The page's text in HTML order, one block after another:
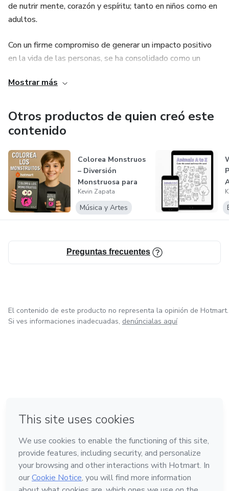
de nutrir mente, corazón y espíritu; tanto en niños como en
adultos.
Con un firme compromiso de generar un impacto positivo
en la vida de las personas, se ha consolidado como un
A través de sus ebooks, ofrece contenido práctico,
tu crecimiento personal, fortalecer tu fe y resiliencia. Mis
productos no solo informan, sino que inspiran y elevan.
Mostrar más
Otros productos de quien creó este
contenido
Colorea Monstruos
– Diversión
Monstruosa para
Niños
Kevin Zapata
Música y Artes
Preguntas frecuentes
El contenido de este producto no representa la opinión de Hotmart.
Si ves informaciones inadecuadas, denúncialas aquí
Hecho con❤ en Belo Horizonte
Conoce Hotmart